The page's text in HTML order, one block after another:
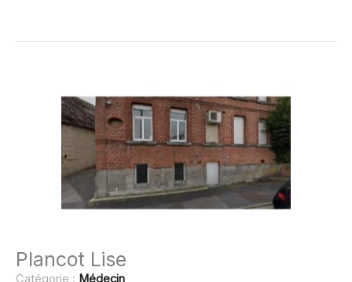
Plancot Lise
Catégorie : Médecin